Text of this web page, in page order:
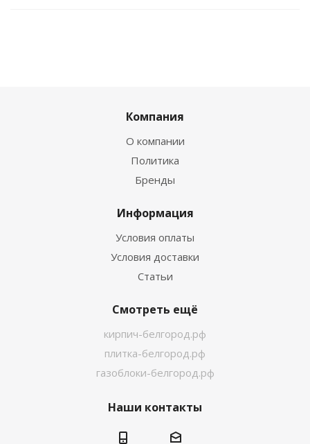
Компания
О компании
Политика
Бренды
Информация
Условия оплаты
Условия доставки
Статьи
Смотреть ещё
кирпич-белгород.рф
плитка-белгород.рф
газоблоки-белгород.рф
Наши контакты